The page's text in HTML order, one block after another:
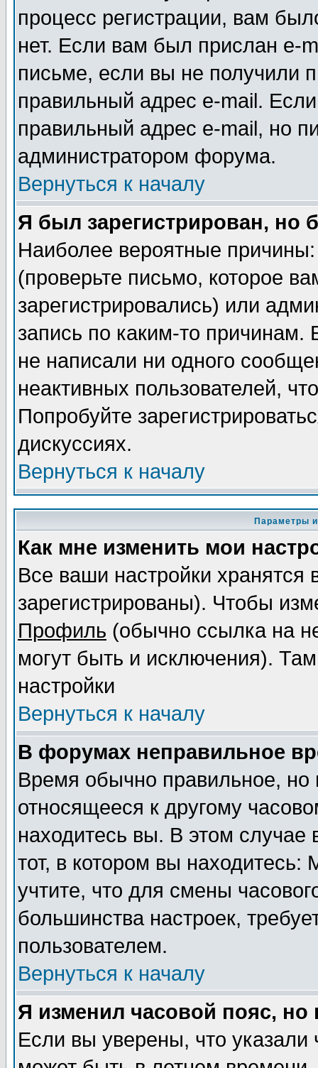
процесс регистрации, вам
нет. Если вам был прислан e-
письме, если вы не получили
правильный адрес e-mail.
правильный адрес e-mail, но
администратором форума.
Вернуться к началу
Я был зарегистрирован, но
Наиболее вероятные
(проверьте письмо, которое
зарегистрировались) или
запись по каким-то
не написали ни одного
неактивных пользователей,
Попробуйте
дискуссиях.
Вернуться к началу
Параметры
Как мне изменить мои
Все ваши настройки
зарегистрированы). Чтобы
Профиль (обычно ссылка на
могут быть и исключения).
настройки
Вернуться к началу
В форумах неправильное
Время обычно правильное,
относящееся к другому
находитесь вы. В этом
тот, в котором вы
учтите, что для смены
большинства настроек,
пользователем.
Вернуться к началу
Я изменил часовой пояс,
Если вы уверены, что указали